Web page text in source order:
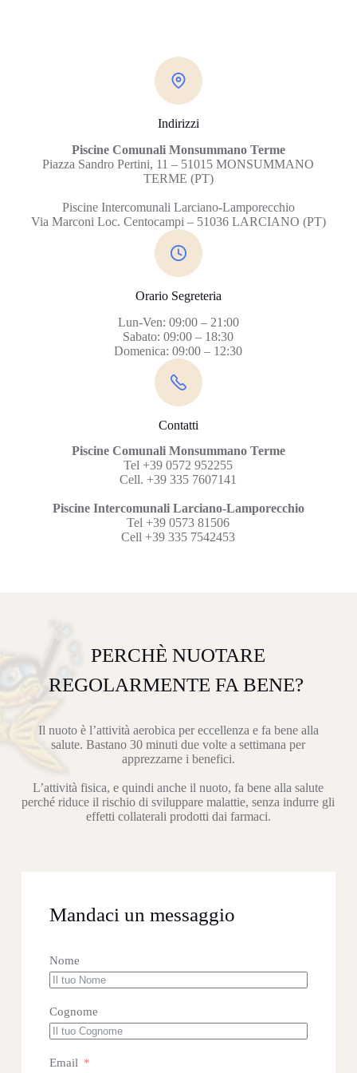
Indirizzi
Piscine Comunali Monsummano Terme
Piazza Sandro Pertini, 11 – 51015 MONSUMMANO
TERME (PT)
Piscine Intercomunali Larciano-Lamporecchio
Via Marconi Loc. Centocampi – 51036 LARCIANO (PT)
Orario Segreteria
Lun-Ven: 09:00 – 21:00
Sabato: 09:00 – 18:30
Domenica: 09:00 – 12:30
Contatti
Piscine Comunali Monsummano Terme
Tel +39 0572 952255
Cell. +39 335 7607141
Piscine Intercomunali Larciano-Lamporecchio
Tel +39 0573 81506
Cell +39 335 7542453
Mandaci un messaggio
Nome
Cognome
Email
PERCHÈ NUOTARE
REGOLARMENTE FA BENE?
Il nuoto è l’attività aerobica per eccellenza e fa bene alla
salute. Bastano 30 minuti due volte a settimana per
apprezzarne i benefici.
L’attività fisica, e quindi anche il nuoto, fa bene alla salute
perché riduce il rischio di sviluppare malattie, senza indurre gli
effetti collaterali prodotti dai farmaci.